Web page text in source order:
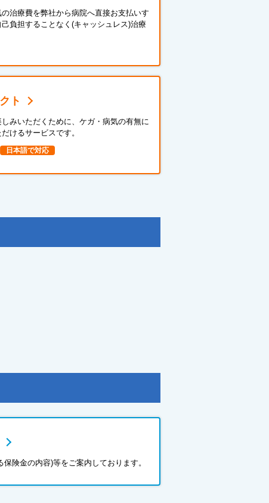
治療費を弊社から病院へ直接お支払いす
負担することなく(キャッシュレス)治療
ト
みいただくために、ケガ・病気の有無に
けるサービスです。
日本語で対応
険金の内容)等をご案内しております。